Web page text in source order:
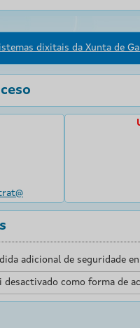
dixitais da Xunta de
adicional de seguridade
como forma de